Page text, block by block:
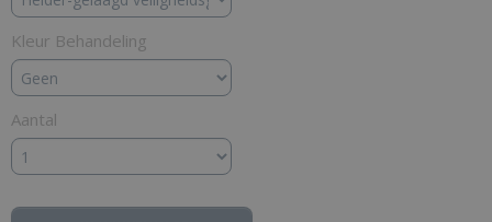
Kleur Behandeling
Aantal